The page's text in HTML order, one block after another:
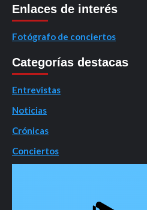
Enlaces de interés
Fotógrafo de conciertos
Categorías destacas
Entrevistas
Noticias
Crónicas
Conciertos